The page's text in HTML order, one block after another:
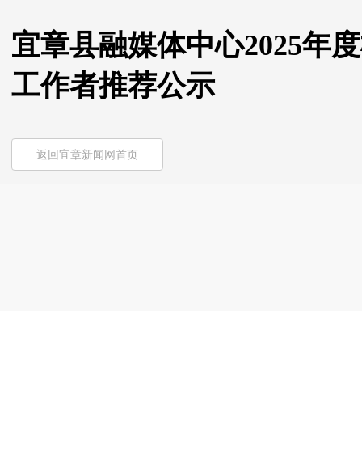
宜章县融媒体中心2025年
工作者推荐公示
返回宜章新闻网首页